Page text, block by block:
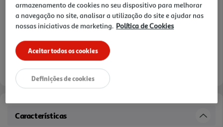
Características
armazenamento de cookies no seu dispositivo para melhorar
a navegação no site, analisar a utilização do site e ajudar nas
nossas iniciativas de marketing. Política de Cookies
Aceitar todos os cookies
Definições de cookies